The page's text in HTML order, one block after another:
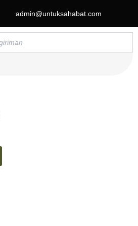
admin@untuksahabat.com